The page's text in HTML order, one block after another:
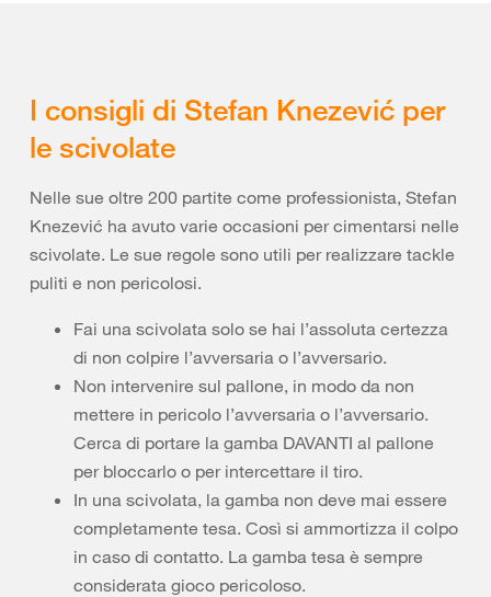
I consigli di Stefan Knezević per
le scivolate
Nelle sue oltre 200 partite come professionista, Stefan
Knezević ha avuto varie occasioni per cimentarsi nelle
scivolate. Le sue regole sono utili per realizzare tackle
puliti e non pericolosi.
Fai una scivolata solo se hai l’assoluta certezza
di non colpire l’avversaria o l’avversario.
Non intervenire sul pallone, in modo da non
mettere in pericolo l’avversaria o l’avversario.
Cerca di portare la gamba DAVANTI al pallone
per bloccarlo o per intercettare il tiro.
In una scivolata, la gamba non deve mai essere
completamente tesa. Così si ammortizza il colpo
in caso di contatto. La gamba tesa è sempre
considerata gioco pericoloso.